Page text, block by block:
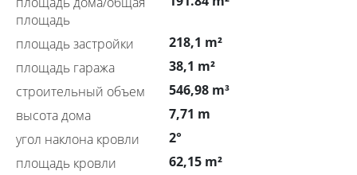
площадь
площадь застройки
218,1 m²
площадь гаража
38,1 m²
строительный объем
546,98 m³
высота дома
7,71 m
угол наклона кровли
2°
площадь кровли
62,15 m²